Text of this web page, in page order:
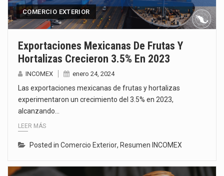
COMERCIO EXTERIOR
Exportaciones Mexicanas De Frutas Y
Hortalizas Crecieron 3.5% En 2023
INCOMEX enero 24, 2024
Las exportaciones mexicanas de frutas y hortalizas
experimentaron un crecimiento del 3.5% en 2023,
alcanzando…
LEER MÁS
Posted in Comercio Exterior, Resumen INCOMEX